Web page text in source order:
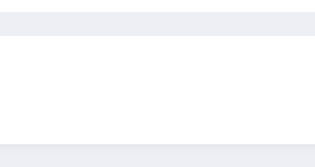
anos da Ponte 25 abril – CR60A